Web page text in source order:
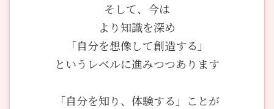
そして、今は
より知識を深め
「自分を想像して創造する」
というレベルに進みつつあります
「自分を知り、体験する」ことが